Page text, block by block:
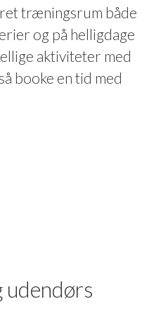
træningsrum både
og på helligdage
aktiviteter med
booke en tid med